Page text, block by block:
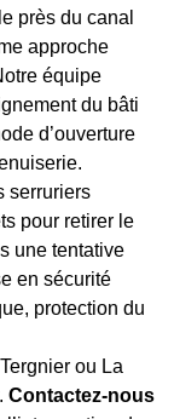
près du canal
approche
équipe
du bâti
d’ouverture
serruriers
pour retirer le
une tentative
en sécurité
protection du
ou La
Contactez-nous